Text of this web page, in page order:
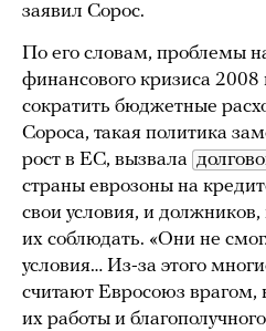
заявил Сорос.
По его словам, проблемы
финансового кризиса
сократить бюджетные
Сороса, такая политика
рост в ЕС, вызвала
страны еврозоны на
свои условия, и
их соблюдать. «Они не
условия… Из-за этого
считают Евросоюз
их работы и